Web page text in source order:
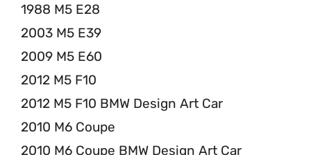
1988 M5 E28
2003 M5 E39
2009 M5 E60
2012 M5 F10
2012 M5 F10 BMW Design Art Car
2010 M6 Coupe
2010 M6 Coupe BMW Design Art Car